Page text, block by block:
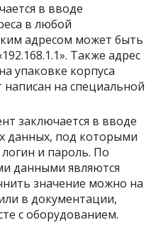
в вводе
в любой
адресом может быть
Также адрес
упаковке корпуса
написан на специальной
заключается в вводе
данных, под которыми
и пароль. По
данными являются
значение можно на
в документации,
с оборудованием.